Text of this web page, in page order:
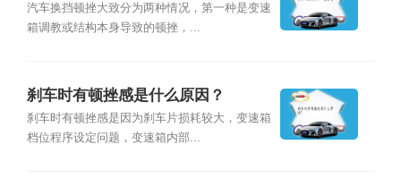
汽车换挡顿挫大致分为两种情况，第一种是变速
箱调教或结构本身导致的顿挫，...
刹车时有顿挫感是什么原因？
刹车时有顿挫感是因为刹车片损耗较大，变速箱
档位程序设定问题，变速箱内部...